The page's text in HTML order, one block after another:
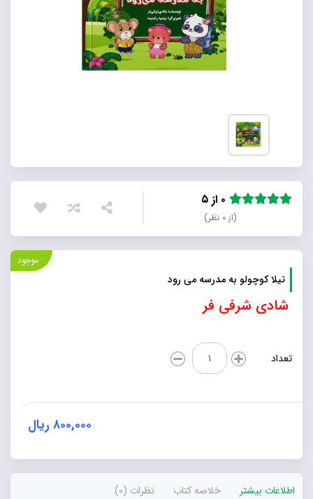
(از ۰ نظر)
موجود
تیلا کوچولو به مدرسه می رود
شادی شرفی فر
تعداد
تیلا
کوچولو
می
۸۰۰,۰۰۰ ریال
اطلاعات بیشتر خلاصه کتاب نظرات (0)